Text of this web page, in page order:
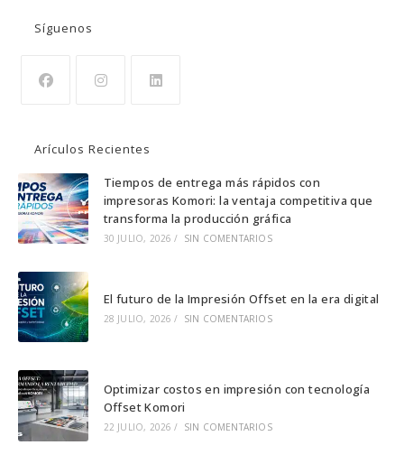
Síguenos
una
nueva
pestaña
una
nueva
pestaña
una
nueva
pestaña
Arículos Recientes
Tiempos de entrega más rápidos con
impresoras Komori: la ventaja competitiva que
transforma la producción gráfica
30 JULIO, 2026 / SIN COMENTARIOS
El futuro de la Impresión Offset en la era digital
28 JULIO, 2026 / SIN COMENTARIOS
Optimizar costos en impresión con tecnología
Offset Komori
22 JULIO, 2026 / SIN COMENTARIOS